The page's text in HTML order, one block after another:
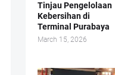
Tinjau Pengelolaan
Kebersihan di
Terminal Purabaya
March 15, 2026